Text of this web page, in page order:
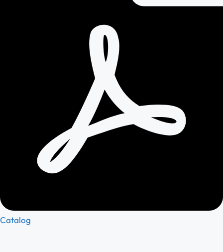
Catalog